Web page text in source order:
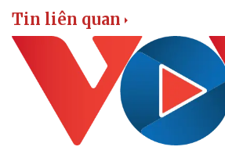
Tin liên quan